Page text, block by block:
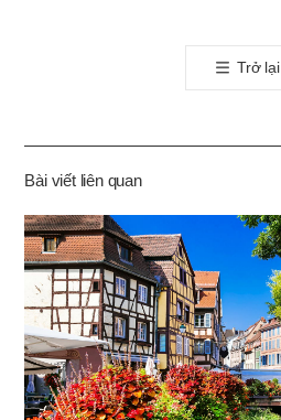
톡
공
기
Trở lại
Bài viết liên quan